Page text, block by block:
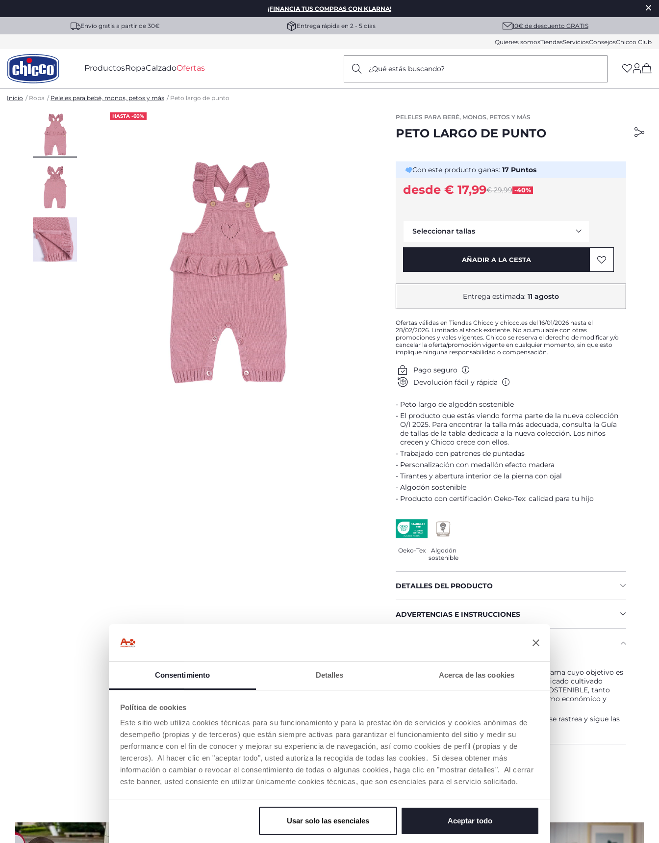
Consentimiento Detalles Acerca de las cookies
Política de cookies
Este sitio web utiliza cookies técnicas para su funcionamiento y para la prestación de servicios y cookies anónimas de
desempeño (propias y de terceros) que están siempre activas para garantizar el funcionamiento del sitio y medir su
performance con el fin de conocer y mejorar su experiencia de navegación, así como cookies de perfil (propias y de
terceros). Al hacer clic en "aceptar todo", usted autoriza la recogida de todas las cookies. Si desea obtener más
información o cambiar o revocar el consentimiento de todas o algunas cookies, haga clic en "mostrar detalles". Al cerrar
este banner, usted consiente en utilizar únicamente cookies técnicas, que son esenciales para el servicio solicitado.
Usar solo las esenciales Aceptar todo
¡FINANCIA TUS COMPRAS CON KLARNA!
Envío gratis a partir de 30€ Entrega rápida en 2 - 5 días 10€ de descuento GRATIS
Quienes somosTiendasServiciosConsejosChicco Club
ProductosRopaCalzadoOfertas ¿Qué estás buscando?
Inicio Ropa Peleles para bebé, monos, petos y más Peto largo de punto
HASTA -60% PELELES PARA BEBÉ, MONOS, PETOS Y MÁS
PETO LARGO DE PUNTO
Con este producto ganas: 17 Puntos
Price reduced from
€ 29,99 -40%
to
desde € 17,99
Seleccionar tallas
Avísame
Avísame
Avísame
AÑADIR A LA CESTA
Entrega estimada: 11 agosto
Ofertas válidas en Tiendas Chicco y chicco.es del 16/01/2026 hasta el
28/02/2026. Limitado al stock existente. No acumulable con otras
promociones y vales vigentes. Chicco se reserva el derecho de modificar y/o
cancelar la oferta/promoción vigente en cualquier momento, sin que esto
implique ninguna responsabilidad o compensación.
Pago seguro
Devolución fácil y rápida
Peto largo de algodón sostenible
El producto que estás viendo forma parte de la nueva colección
O/I 2025. Para encontrar la talla más adecuada, consulta la Guía
de tallas de la tabla dedicada a la nueva colección. Los niños
crecen y Chicco crece con ellos.
Trabajado con patrones de puntadas
Personalización con medallón efecto madera
Tirantes y abertura interior de la pierna con ojal
Algodón sostenible
Producto con certificación Oeko-Tex: calidad para tu hijo
Oeko-Tex
Algodón
sostenible
DETALLES DEL PRODUCTO
ADVERTENCIAS E INSTRUCCIONES
NUESTRO ALGODÓN ES... ¡SOSTENIBLE!
Algodón cultivado de acuerdo con un programa cuyo objetivo es
poner en el mercado hilos de algodón certificado cultivado
siguiendo todas las medidas para hacerlo SOSTENIBLE, tanto
desde el punto de vista medioambiental como económico y
Toda la cadena de suministro y producción se rastrea y sigue las
mismas medidas de sostenibilidad.
Buscar una tienda
NUESTRO CONSEJOS